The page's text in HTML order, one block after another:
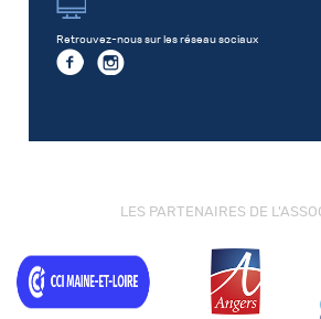
Retrouvez-nous sur les réseau sociaux
LES PARTENAIRES DE